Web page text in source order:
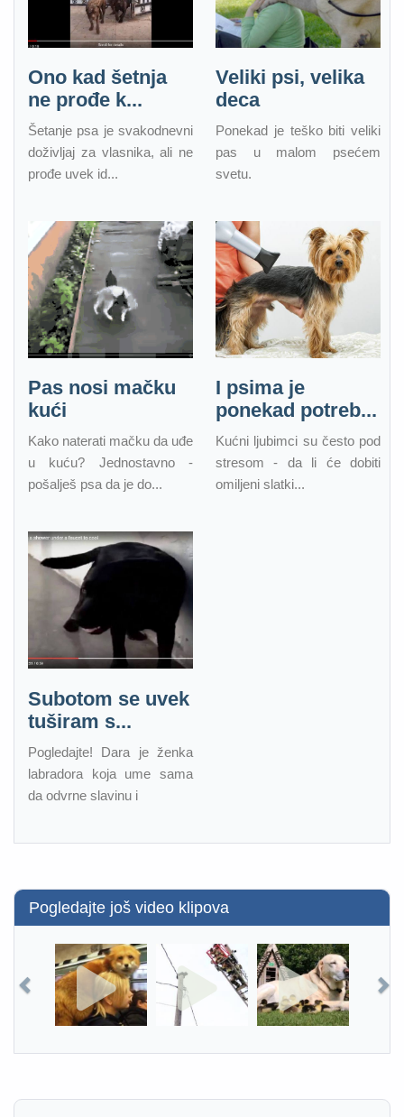
Ono kad šetnja
ne prođe k...
Šetanje psa je svakodnevni
doživljaj za vlasnika, ali ne
prođe uvek id...
Veliki psi, velika
deca
Ponekad je teško biti veliki
pas u malom psećem
svetu.
Pas nosi mačku
kući
Kako naterati mačku da uđe
u kuću? Jednostavno -
pošalješ psa da je do...
I psima je
ponekad potreb...
Kućni ljubimci su često pod
stresom - da li će dobiti
omiljeni slatki...
Subotom se uvek
tuširam s...
Pogledajte! Dara je ženka
labradora koja ume sama
da odvrne slavinu i
Pogledajte još video klipova